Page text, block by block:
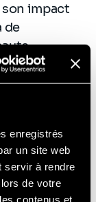
enregistrés
un site web
servir à rendre
de votre
contenus et
son impact
de
par les